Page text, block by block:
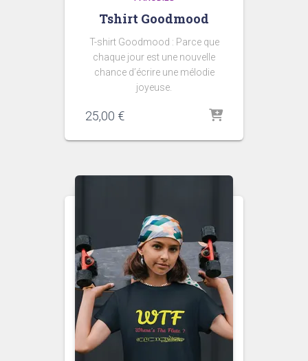
Tshirt Goodmood
T-shirt Goodmood : Parce que
chaque jour est une nouvelle
chance d’écrire une mélodie
joyeuse.
25,00 €